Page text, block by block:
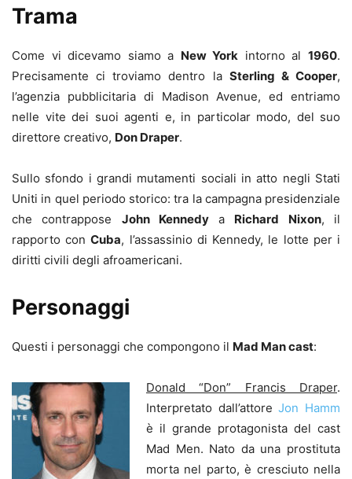
Trama
Come vi dicevamo siamo a New York intorno al1960.
Precisamente ci troviamo dentro la Sterling & Cooper,
l’agenzia pubblicitaria di Madison Avenue, ed entriamo
nelle vite dei suoi agenti e, in particolar modo, del suo
direttore creativo, Don Draper.
Sullo sfondo i grandi mutamenti sociali in atto negli Stati
Uniti in quel periodo storico: tra la campagna presidenziale
che contrappose John Kennedya Richard Nixon, il
rapporto conCuba, l’assassinio di Kennedy, le lotte per i
diritti civili degli afroamericani.
Personaggi
Questi i personaggi che compongono il Mad Man cast:
Donald “Don” Francis Draper.
Interpretato dall’attoreJon Hamm
è il grande protagonista del cast
Mad Men. Nato da una prostituta
morta nel parto, è cresciuto nella